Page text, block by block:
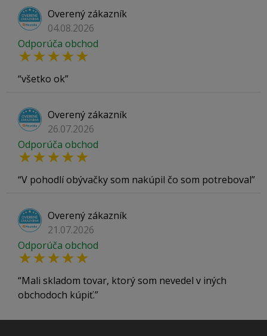
Overený zákazník
04.08.2026
Odporúča obchod
všetko ok
Overený zákazník
26.07.2026
Odporúča obchod
V pohodlí obývačky som nakúpil čo som potreboval
Overený zákazník
21.07.2026
Odporúča obchod
Mali skladom tovar, ktorý som nevedel v iných
obchodoch kúpiť.